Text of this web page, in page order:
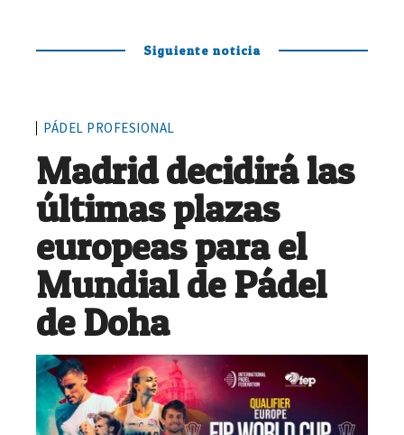
Siguiente noticia
PÁDEL PROFESIONAL
Madrid decidirá las
últimas plazas
europeas para el
Mundial de Pádel
de Doha